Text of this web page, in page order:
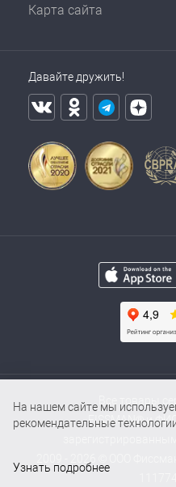
Карта сайта
Давайте дружить!
Все товары
FISSMAN® и
2009 - 2026 © ООО
На нашем сайте мы
рекомендательные
Узнать подробнее